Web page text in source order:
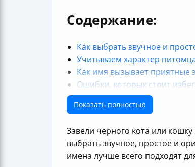
Содержание:
Как выбрать звучное и
Учитываем характер
Как имя вызывает приятные
Ошибки, которых стоит
Популярные имена для
Традиционные русские
Имена с мистическим
Как связать имя с внешним
Забавные и нестандартные
Показать полностью
Завели черного кота или кошку
выбрать звучное, простое и
имена лучше всего подходят